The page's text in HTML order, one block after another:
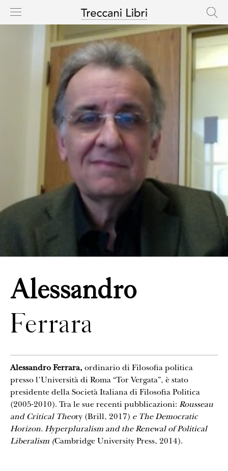
HOME
CASA EDITRICE
CATALOGO
AUTORI
NOVITÀ
IN USCITA
RIGHTS
CONTATTI
Alessandro
Ferrara
Alessandro Ferrara, ordinario di Filosofia politica
presso l’Università di Roma “Tor Vergata”, è stato
presidente della Società Italiana di Filosofia Politica
(2005-2010). Tra le sue recenti pubblicazioni: Rousseau
and Critical Theory (Brill, 2017) e The Democratic
Horizon. Hyperpluralism and the Renewalof Political
Liberalism (Cambridge University Press, 2014).